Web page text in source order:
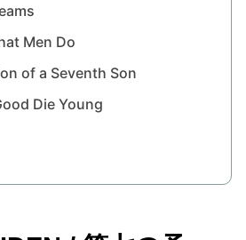
Men Do
of a Seventh Son
Die Young